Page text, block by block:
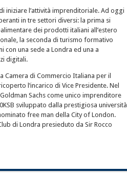
iniziare l’attività imprenditoriale. Ad oggi
in tre settori diversi: la prima si
dei prodotti italiani all’estero
la seconda di turismo formativo
con una sede a Londra ed una a
digitali.
Camera di Commercio Italiana per il
l’incarico di Vice Presidente. Nel
Sachs come unico imprenditore
sviluppato dalla prestigiosa università
free man della City of London.
di Londra presieduto da Sir Rocco